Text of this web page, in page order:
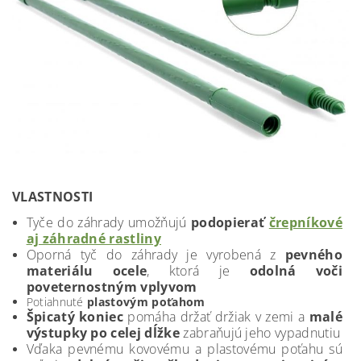
VLASTNOSTI
Tyče do záhrady umožňujú podopieraťčrepníkové
aj záhradné rastliny
Oporná tyč do záhrady je vyrobená z pevného
materiálu ocele, ktorá je odolná voči
poveternostným vplyvom
Potiahnuté plastovým poťahom
Špicatý koniec pomáha držať držiak v zemi a malé
výstupky po celej dĺžkezabraňujú jeho vypadnutiu
Vďaka pevnému kovovému a plastovému poťahu sú